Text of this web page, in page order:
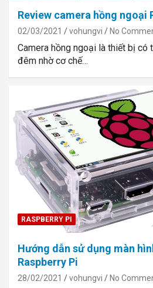
Review camera hồng ngoại
02/03/2021 vohungvi No
Camera hồng ngoại là thiết bị có
đêm nhờ cơ chế…
RASPBERRY PI
Hướng dẫn sử dụng màn
Raspberry Pi
28/02/2021 vohungvi No